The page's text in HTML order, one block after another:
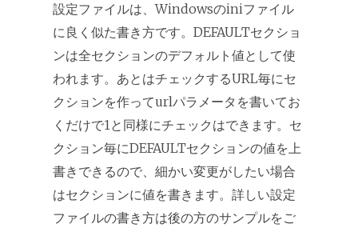
設定ファイルは、Windowsのiniファイル
に良く似た書き方です。DEFAULTセクショ
ンは全セクションのデフォルト値として使
われます。あとはチェックするURL毎にセ
クションを作ってurlパラメータを書いてお
くだけで1と同様にチェックはできます。セ
クション毎にDEFAULTセクションの値を上
書きできるので、細かい変更がしたい場合
はセクションに値を書きます。詳しい設定
ファイルの書き方は後の方のサンプルをご